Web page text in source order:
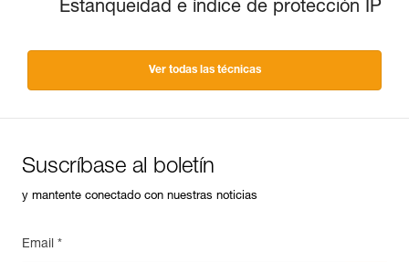
Estanqueidad e índice de protección IP
Ver todas las técnicas
Suscríbase al boletín
y mantente conectado con nuestras noticias
Email *